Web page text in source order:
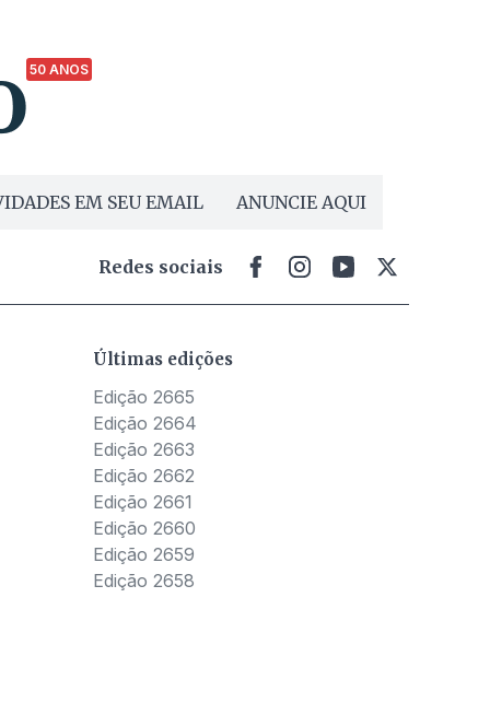
50 ANOS
EM SEU EMAIL ANUNCIE AQUI
Redes sociais
Últimas edições
Edição 2665
Edição 2664
Edição 2663
Edição 2662
Edição 2661
Edição 2660
Edição 2659
Edição 2658